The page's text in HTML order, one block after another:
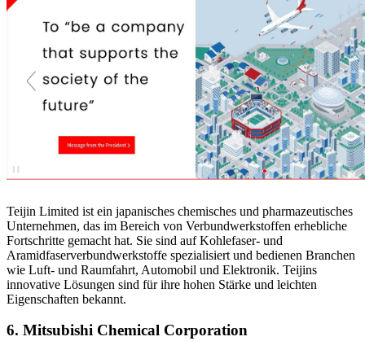
Teijin Limited ist ein japanisches chemisches und pharmazeutisches
Unternehmen, das im Bereich von Verbundwerkstoffen erhebliche
Fortschritte gemacht hat. Sie sind auf Kohlefaser- und
Aramidfaserverbundwerkstoffe spezialisiert und bedienen Branchen
wie Luft- und Raumfahrt, Automobil und Elektronik. Teijins
innovative Lösungen sind für ihre hohen Stärke und leichten
Eigenschaften bekannt.
6. Mitsubishi Chemical Corporation